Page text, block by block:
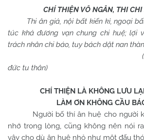
CHÍ THIỆN VÔ NGÂN, THI
Thi ân giả, nội bất kiến kỉ, ngoại bất
túc khả đương vạn chung chi huệ; lợi
trách nhân chi báo, tuy bách dật nan
(Thái căn
đức tu thân)
CHÍ THIỆN LÀ KHÔNG LƯU
LÀM ƠN KHÔNG CẦU
Người bố thí ân huệ cho người
nhớ trong lòng, cũng không nên nói
vậy cho dù ân huệ nhỏ như một đấu